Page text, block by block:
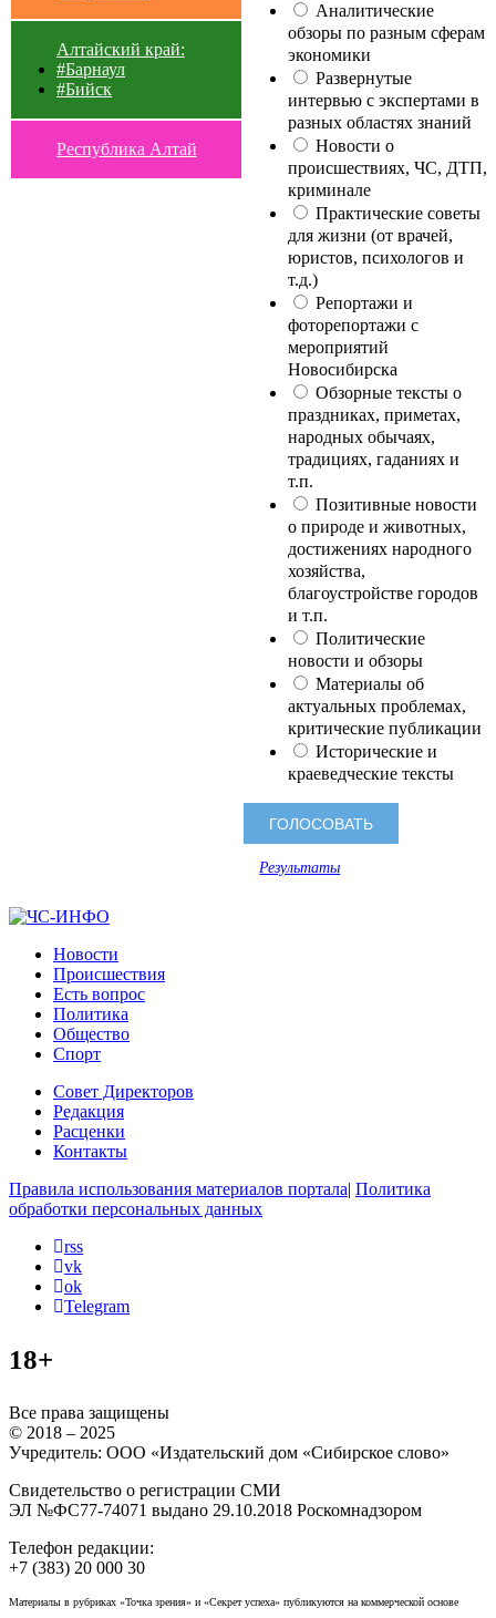
Алтайский край:
#Барнаул
#Бийск
Республика Алтай
Аналитические
обзоры по разным сферам
экономики
Развернутые
интервью с экспертами в
разных областях знаний
Новости о
происшествиях, ЧС, ДТП,
криминале
Практические советы
для жизни (от врачей,
юристов, психологов и
т.д.)
Репортажи и
фоторепортажи с
мероприятий
Новосибирска
Обзорные тексты о
праздниках, приметах,
народных обычаях,
традициях, гаданиях и
т.п.
Позитивные новости
о природе и животных,
достижениях народного
хозяйства,
благоустройстве городов
и т.п.
Политические
новости и обзоры
Материалы об
актуальных проблемах,
критические публикации
Исторические и
краеведческие тексты
Результаты
Новости
Происшествия
Есть вопрос
Политика
Общество
Спорт
Совет Директоров
Редакция
Расценки
Контакты
Правила использования материалов портала| Политика
обработки персональных данных
rss
vk
ok
Telegram
18+
Все права защищены
© 2018 – 2025
Учредитель: ООО «Издательский дом «Сибирское слово»
Свидетельство о регистрации СМИ
ЭЛ №ФС77-74071 выдано 29.10.2018 Роскомнадзором
Телефон редакции:
+7 (383) 20 000 30
Материалы в рубриках «Точка зрения» и «Секрет успеха» публикуются на коммерческой основе